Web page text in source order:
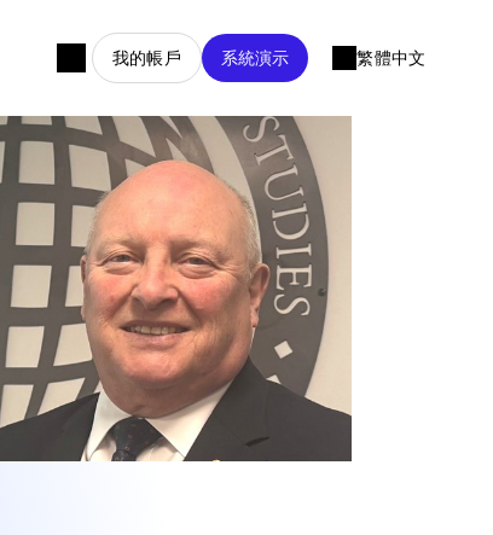
我的帳戶 系統演示 繁體中文